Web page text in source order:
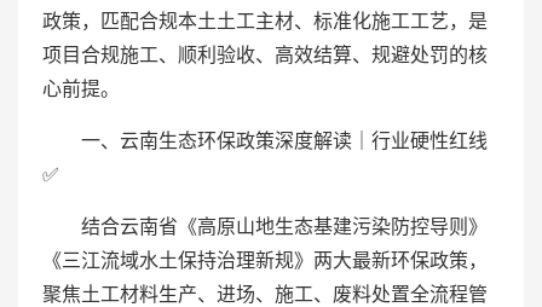
政策，匹配合规本土土工主材、标准化施工工艺，是
项目合规施工、顺利验收、高效结算、规避处罚的核
心前提。
一、云南生态环保政策深度解读｜行业硬性红线
✅
结合云南省《高原山地生态基建污染防控导则》
《三江流域水土保持治理新规》两大最新环保政策，
聚焦土工材料生产、进场、施工、废料处置全流程管